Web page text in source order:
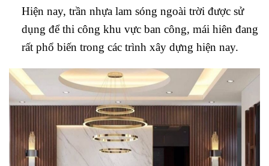
Hiện nay, trần nhựa lam sóng ngoài trời được sử
dụng để thi công khu vực ban công, mái hiên đang
rất phổ biến trong các trình xây dựng hiện nay.